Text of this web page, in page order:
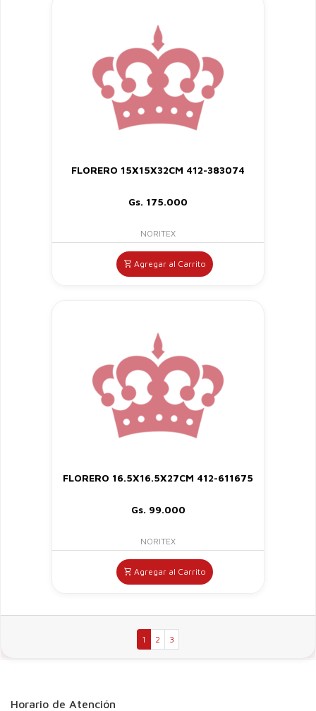
FLORERO 15X15X32CM 412-383074
Gs. 175.000
NORITEX
Agregar al Carrito
FLORERO 16.5X16.5X27CM 412-611675
Gs. 99.000
NORITEX
Agregar al Carrito
1 2 3
Horario de Atención